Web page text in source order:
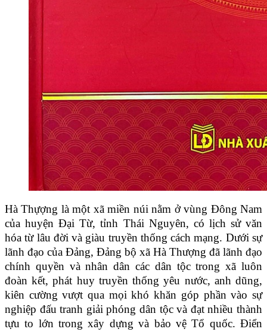
Hà Thựợng là một xã miền núi nằm ở vùng Đông Nam
của huyện Đại Từ, tỉnh Thái Nguyên, có lịch sử văn
hóa từ lâu đời và giàu truyền thống cách mạng. Dưới sự
lãnh đạo của Đảng, Đảng bộ xã Hà Thượng đã lãnh đạo
chính quyền và nhân dân các dân tộc trong xã luôn
đoàn kết, phát huy truyền thống yêu nước, anh dũng,
kiên cường vượt qua mọi khó khăn góp phần vào sự
nghiệp đấu tranh giải phóng dân tộc và đạt nhiều thành
tựu to lớn trong xây dựng và bảo vệ Tổ quốc. Điển